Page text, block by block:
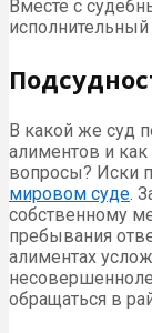
Вместе с
исполнительный
В какой же суд
алиментов и
вопросы? Иски
мировом суде.
собственному
пребывания
алиментах
обращаться в